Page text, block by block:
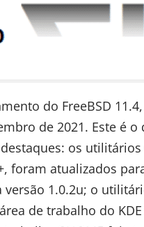
do FreeBSD
de 2021. Este é o
os utilitários
foram atualizados
versão 1.0.2u; o
de trabalho do